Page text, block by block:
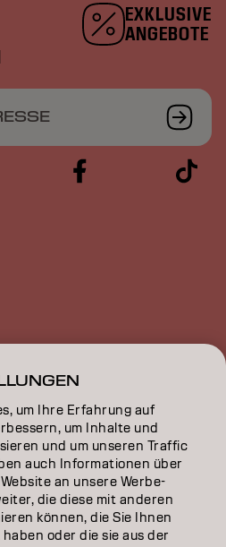
EXKLUSIVE
ANGEBOTE
um Ihre Erfahrung auf
um Inhalte und
und um unseren Traffic
auch Informationen über
an unsere Werbe-
die diese mit anderen
können, die Sie Ihnen
oder die sie aus der